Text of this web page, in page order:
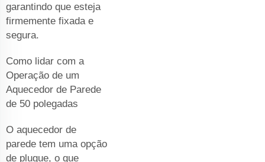
garantindo que esteja
firmemente fixada e
segura.
Como lidar com a
Operação de um
Aquecedor de Parede
de 50 polegadas
O aquecedor de
parede tem uma opção
de plugue, o que